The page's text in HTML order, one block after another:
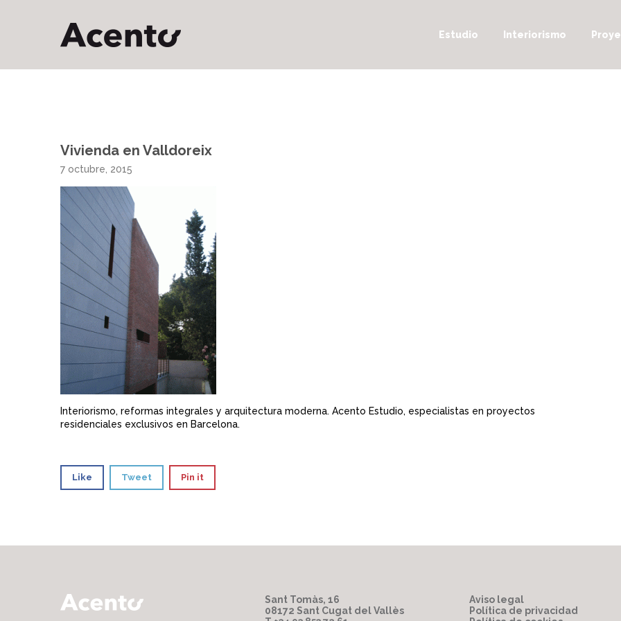
Estudio Interiorismo
Vivienda en Valldoreix
7 octubre, 2015
Interiorismo, reformas integrales y arquitectura moderna. Acento Estudio, especialistas en proyectos
residenciales exclusivos en Barcelona.
Like Tweet Pin it
Sant Tomàs, 16
08172 Sant Cugat del Vallès
Aviso legal
Política de privacidad